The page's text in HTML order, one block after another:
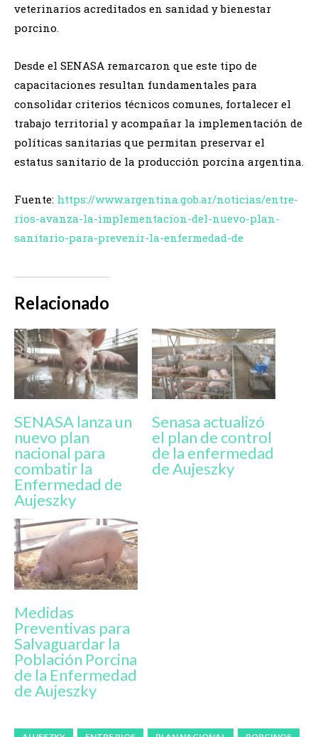
veterinarios acreditados en sanidad y bienestar
porcino.
Desde el SENASA remarcaron que este tipo de
capacitaciones resultan fundamentales para
consolidar criterios técnicos comunes, fortalecer el
trabajo territorial y acompañar la implementación de
políticas sanitarias que permitan preservar el
estatus sanitario de la producción porcina argentina.
Fuente: https://www.argentina.gob.ar/noticias/entre-
rios-avanza-la-implementacion-del-nuevo-plan-
sanitario-para-prevenir-la-enfermedad-de
Relacionado
SENASA lanza un
nuevo plan
nacional para
combatir la
Enfermedad de
Aujeszky
Senasa actualizó
el plan de control
de la enfermedad
de Aujeszky
Medidas
Preventivas para
Salvaguardar la
Población Porcina
de la Enfermedad
de Aujeszky